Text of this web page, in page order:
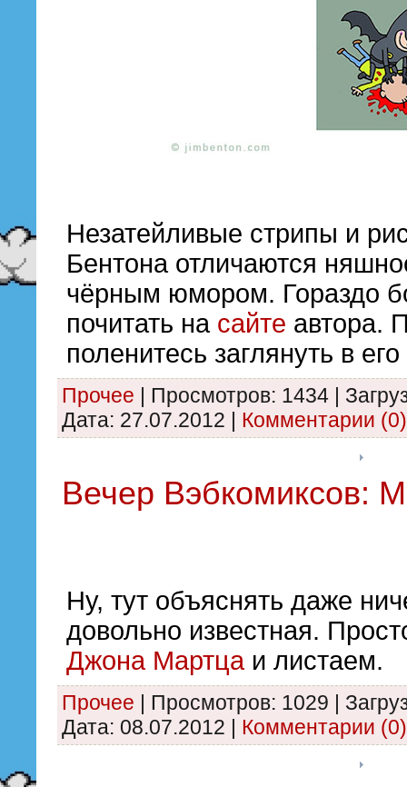
Незатейливые стрипы и
Бентона отличаются
чёрным юмором. Гораздо
почитать на сайте автора.
поленитесь заглянуть в
Прочее | Просмотров: 1434 |
Дата: 27.07.2012 | Комментарии (0)
Вечер Вэбкомиксов:
Ну, тут объяснять даже
довольно известная.
Джона Мартцаи листаем.
Прочее | Просмотров: 1029 |
Дата: 08.07.2012 | Комментарии (0)